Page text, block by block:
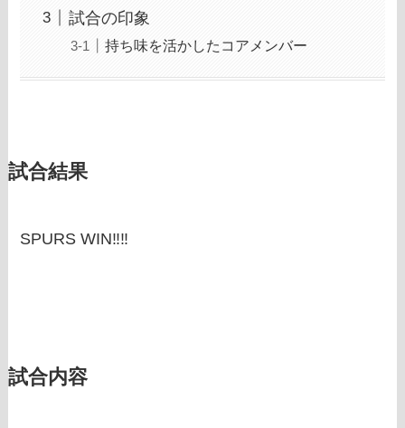
試合の印象
持ち味を活かしたコアメンバー
試合結果
SPURS WIN‼‼
試合内容